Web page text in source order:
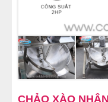
CHẢO XÀO
MÁY CÁN BỘT MÌ
MÁY SE BỘT LÀM
TỦ Ủ BỘT LÀM BÁNH